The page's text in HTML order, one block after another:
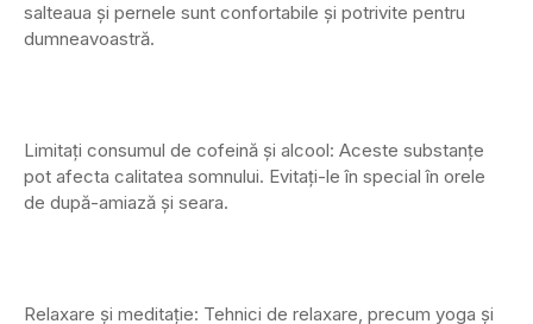
salteaua și pernele sunt confortabile și potrivite pentru
dumneavoastră.
Limitați consumul de cofeină și alcool: Aceste substanțe
pot afecta calitatea somnului. Evitați-le în special în orele
de după-amiază și seara.
Relaxare și meditație: Tehnici de relaxare, precum yoga și